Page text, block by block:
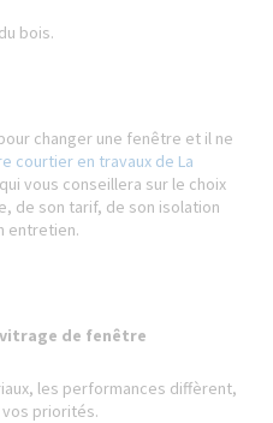
bois.
changer une fenêtre et il ne
courtier en travaux de La
qui vous conseillera sur le choix
de son tarif, de son isolation
entretien.
de fenêtre
les performances diffèrent,
priorités.